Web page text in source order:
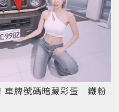
車牌號碼暗藏彩蛋 鐵粉